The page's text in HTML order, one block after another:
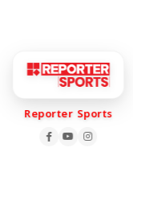
Reporter Sports